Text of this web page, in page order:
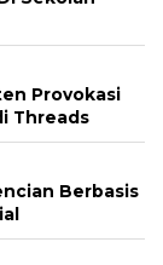
Provokasi
Threads
Berbasis